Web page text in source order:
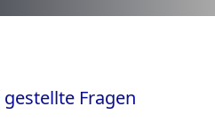
gestellte Fragen